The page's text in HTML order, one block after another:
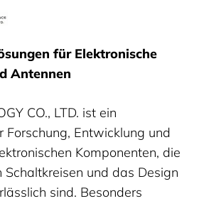
für Elektronische
Antennen
CO., LTD. ist ein
Forschung, Entwicklung und
Komponenten, die
Schaltkreisen und das Design
sind. Besonders